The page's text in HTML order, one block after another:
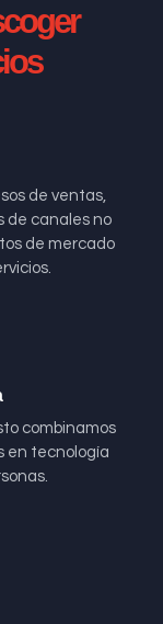
de ventas,
de canales no
de mercado
combinamos
en tecnología